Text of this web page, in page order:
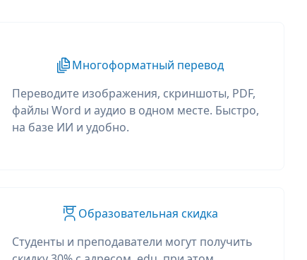
Многоформатный перевод
Переводите изображения, скриншоты, PDF,
файлы Word и аудио в одном месте. Быстро,
на базе ИИ и удобно.
Образовательная скидка
Студенты и преподаватели могут получить